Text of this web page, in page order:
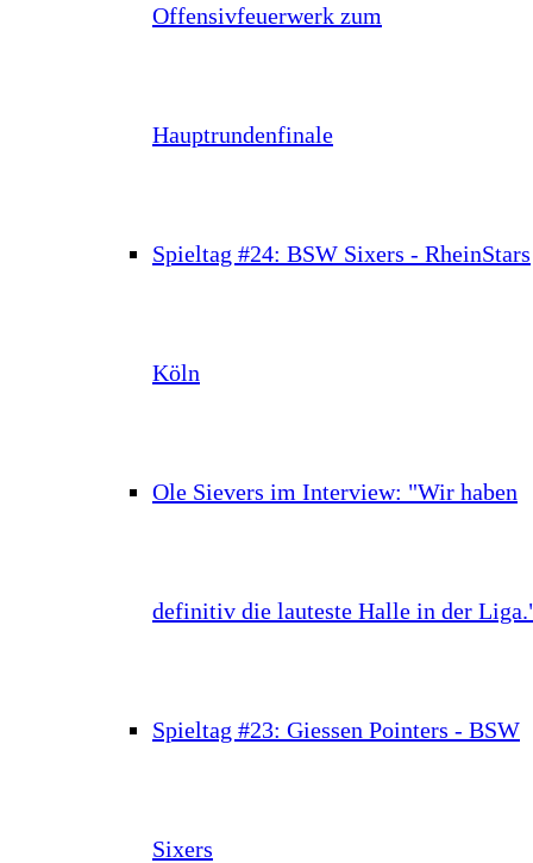
Offensivfeuerwerk zum
Hauptrundenfinale
Spieltag #24: BSW Sixers - RheinStars
Köln
Ole Sievers im Interview: "Wir haben
definitiv die lauteste Halle in der
Spieltag #23: Giessen Pointers - BSW
Sixers